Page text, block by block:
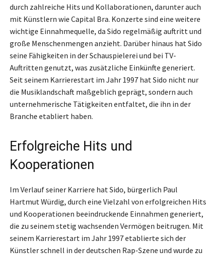
durch zahlreiche Hits und Kollaborationen, darunter auch
mit Künstlern wie Capital Bra. Konzerte sind eine weitere
wichtige Einnahmequelle, da Sido regelmäßig auftritt und
große Menschenmengen anzieht. Darüber hinaus hat Sido
seine Fähigkeiten in der Schauspielerei und bei TV-
Auftritten genutzt, was zusätzliche Einkünfte generiert.
Seit seinem Karrierestart im Jahr 1997 hat Sido nicht nur
die Musiklandschaft maßgeblich geprägt, sondern auch
unternehmerische Tätigkeiten entfaltet, die ihn in der
Branche etabliert haben.
Erfolgreiche Hits und
Kooperationen
Im Verlauf seiner Karriere hat Sido, bürgerlich Paul
Hartmut Würdig, durch eine Vielzahl von erfolgreichen Hits
und Kooperationen beeindruckende Einnahmen generiert,
die zu seinem stetig wachsenden Vermögen beitrugen. Mit
seinem Karrierestart im Jahr 1997 etablierte sich der
Künstler schnell in der deutschen Rap-Szene und wurde zu